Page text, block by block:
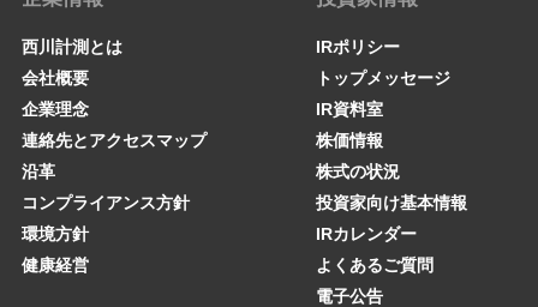
西川計測とは
会社概要
企業理念
連絡先とアクセスマップ
沿革
コンプライアンス方針
環境方針
健康経営
IRポリシー
トップメッセージ
IR資料室
株価情報
株式の状況
投資家向け基本情報
IRカレンダー
よくあるご質問
電子公告